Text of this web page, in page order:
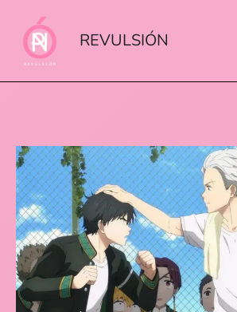
CONTENIDO
REVULSIÓN